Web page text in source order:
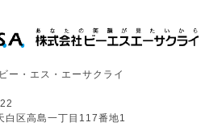
ー・エス・エーサクライ
白区高島一丁目117番地1